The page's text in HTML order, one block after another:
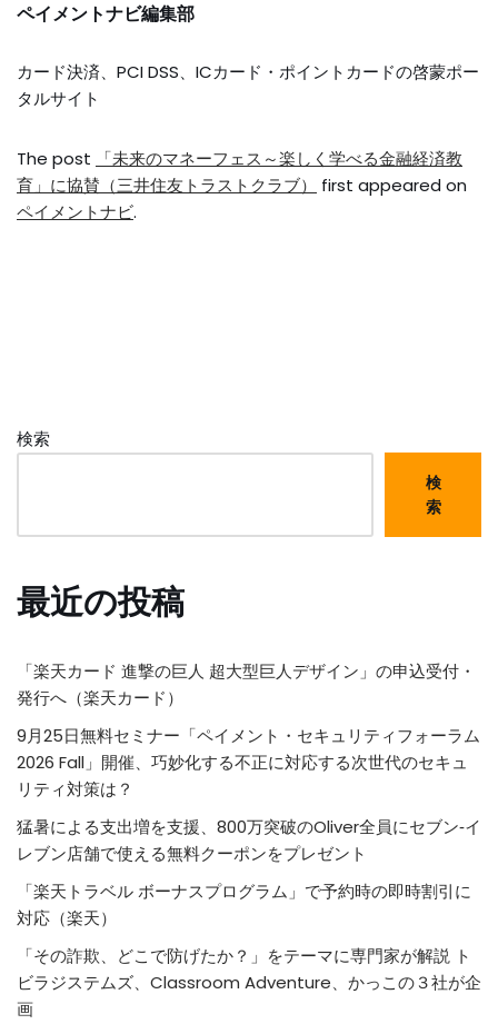
ペイメントナビ編集部
カード決済、PCI DSS、ICカード・ポイントカードの啓蒙ポー
タルサイト
The post
「未来のマネーフェス～楽しく学べる金融経済教
育」に協賛（三井住友トラストクラブ）
first appeared on
ペイメントナビ.
検索
検
索
最近の投稿
「楽天カード 進撃の巨人 超大型巨人デザイン」の申込受付・
発行へ（楽天カード）
9月25日無料セミナー「ペイメント・セキュリティフォーラム
2026 Fall」開催、巧妙化する不正に対応する次世代のセキュ
リティ対策は？
猛暑による支出増を支援、800万突破のOliver全員にセブン‐イ
レブン店舗で使える無料クーポンをプレゼント
「楽天トラベル ボーナスプログラム」で予約時の即時割引に
対応（楽天）
「その詐欺、どこで防げたか？」をテーマに専門家が解説 ト
ビラジステムズ、Classroom Adventure、かっこの３社が企
画